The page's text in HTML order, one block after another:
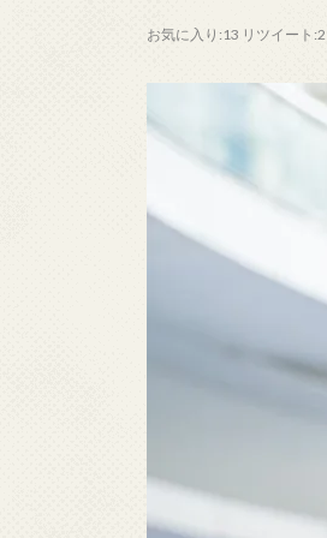
お気に入り:13 リツイート